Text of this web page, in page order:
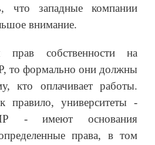
что западные компании
внимание.
прав собственности на
то формально они должны
кто оплачивает работы.
правило, университеты ‑
‑ имеют основания
права, в том